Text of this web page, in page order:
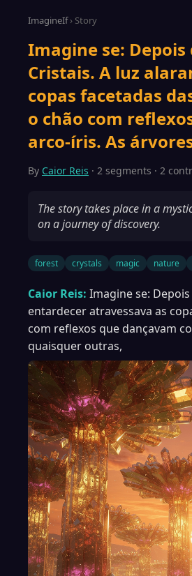
ImagineIf› Story
Imagine se:
Cristais. A luz
copas facetadas
o chão com
arco-íris. As
By Caior Reis · 2 segments · 2
The story takes place in a
on a journey of discovery.
forest crystals magic nature
Caior Reis: Imagine se:
entardecer atravessava as
com reflexos que dançavam
quaisquer outras,